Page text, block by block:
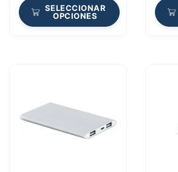
SELECCIONAR
OPCIONES